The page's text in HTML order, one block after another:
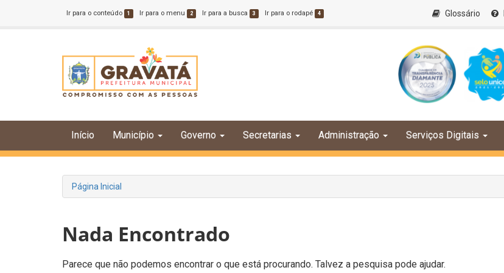
Ir para o conteúdo 1 Ir para o menu 2 Ir para a busca 3 Ir para o rodapé 4 Glossário
Início Município Governo Secretarias Administração Serviços Digitais
Página Inicial
Nada Encontrado
Parece que não podemos encontrar o que está procurando. Talvez a pesquisa pode ajudar.